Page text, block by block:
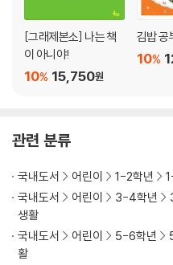
[그래제본소] 나는 책
이 아니야!
15,750원
10%
김밥 공
10%
관련 분류
국내도서 어린이 1-2학년
국내도서
어린이 3-4학년
생활
국내도서
어린이 5-6학년
활